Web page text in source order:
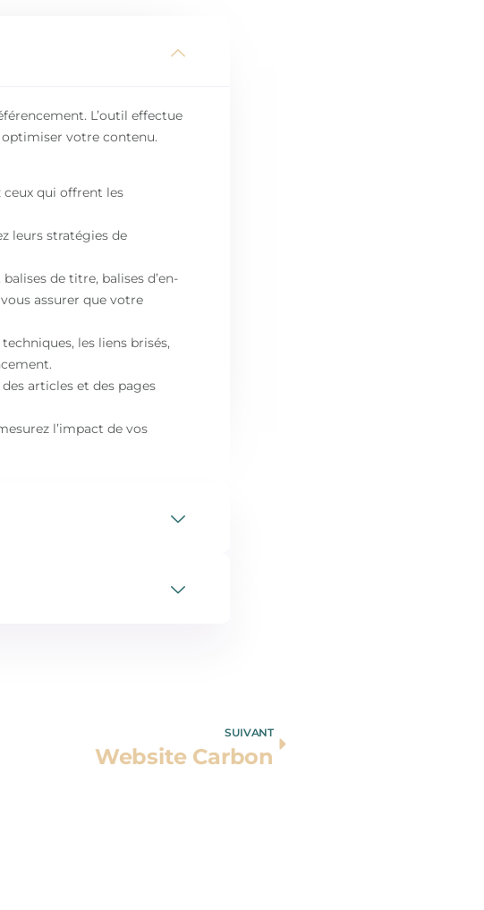
L’outil effectue
votre contenu.
ceux qui offrent les
leurs stratégies de
de titre, balises d’en-
assurer que votre
les liens brisés,
articles et des pages
l’impact de vos
SUIVANT
Website Carbon